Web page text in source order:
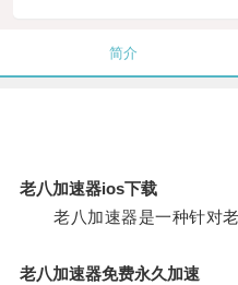
简介
老八加速器ios下载
老八加速器是一种针对老
老八加速器免费永久加速